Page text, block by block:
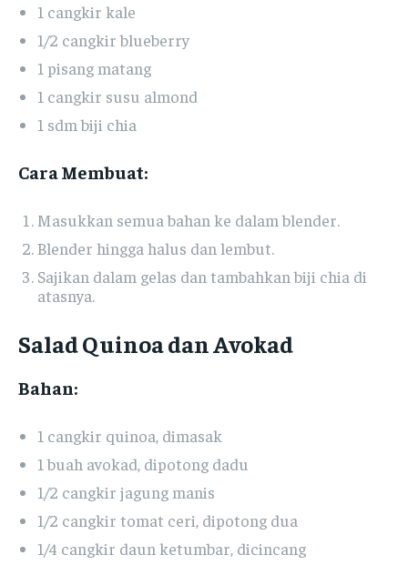
1 cangkir kale
1/2 cangkir blueberry
1 pisang matang
1 cangkir susu almond
1 sdm biji chia
Cara Membuat:
Masukkan semua bahan ke dalam blender.
Blender hingga halus dan lembut.
Sajikan dalam gelas dan tambahkan biji chia di
atasnya.
Salad Quinoa dan Avokad
Bahan:
1 cangkir quinoa, dimasak
1 buah avokad, dipotong dadu
1/2 cangkir jagung manis
1/2 cangkir tomat ceri, dipotong dua
1/4 cangkir daun ketumbar, dicincang